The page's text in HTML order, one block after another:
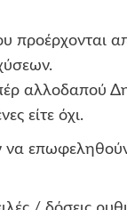
προέρχονται
αλλοδαπού
είτε όχι.
να